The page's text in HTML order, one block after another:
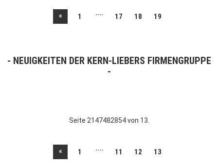
« 1 .... 17 18 19
NEUIGKEITEN DER KERN-LIEBERS FIRMENGRUPPE
Seite 2147482854 von 13.
« 1 .... 11 12 13